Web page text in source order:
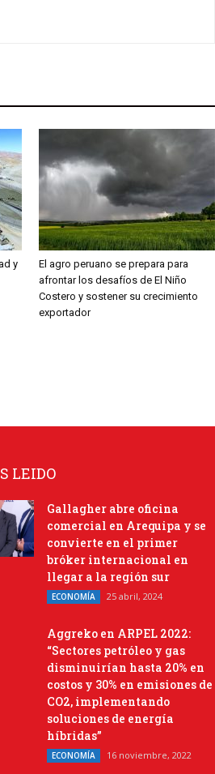
y
El agro peruano se prepara para
afrontar los desafíos de El Niño
Costero y sostener su crecimiento
exportador
LEIDO
Gallagher abre oficina
comercial en Arequipa y se
convierte en el primer
bróker internacional en
llegar a la región sur
ECONOMÍA 25 abril, 2024
Aggreko en ARPEL 2022:
“Sectores petróleo y gas
disminuirían hasta 20% en
costos y 30% en emisiones de
CO2, implementando
soluciones de energía
híbridas”
ECONOMÍA 16 noviembre, 2022